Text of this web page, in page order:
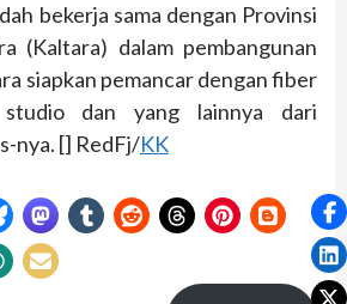
bekerja sama dengan Provinsi
(Kaltara) dalam pembangunan
siapkan pemancar dengan fiber
dan yang lainnya dari
nya. [] RedFj/KK